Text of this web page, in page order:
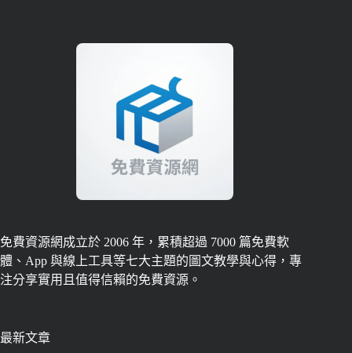
免費資源網成立於 2006 年，累積超過 7000 篇免費軟
體、App 與線上工具等七大主題的圖文教學與心得，專
注分享實用且值得信賴的免費資源。
最新文章